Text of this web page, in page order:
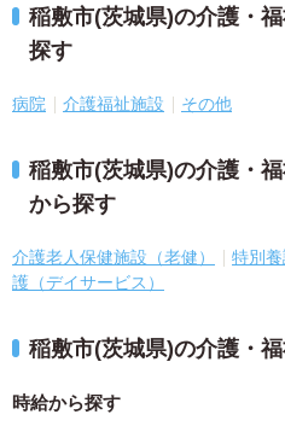
稲敷市(茨城県)の介護・
探す
病院 介護福祉施設 その他
稲敷市(茨城県)の介護・
から探す
介護老人保健施設（老健） 特別養
護（デイサービス）
稲敷市(茨城県)の介護・
時給から探す